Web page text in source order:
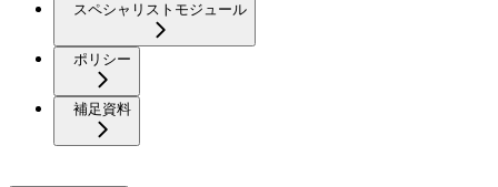
スペシャリストモジュール
ポリシー
補足資料